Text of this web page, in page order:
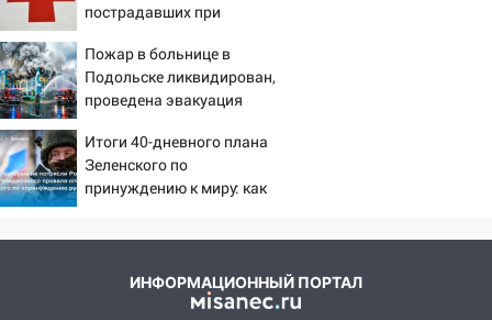
13:35
Непогода продолжает бить по
транспорту: в Ульяновске трамвай
сошёл с рельсов
13:22
Упавшие деревья перекрыли
дороги в Ульяновске: фото
13:17
Непогода в Ульяновске не
закончится сегодня: сильные ливни
житель Вешкаймского района похитил у
знакомого 191 тысячу рублей
пострадавших при
угрожает
Пожар в больнице в
Подольске ликвидирован,
проведена эвакуация
Итоги 40-дневного плана
Зеленского по
принуждению к миру: как
ИНФОРМАЦИОННЫЙ ПОРТАЛ